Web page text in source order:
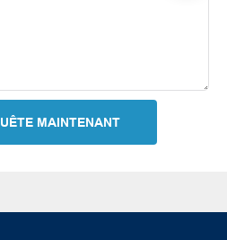
MAINTENANT